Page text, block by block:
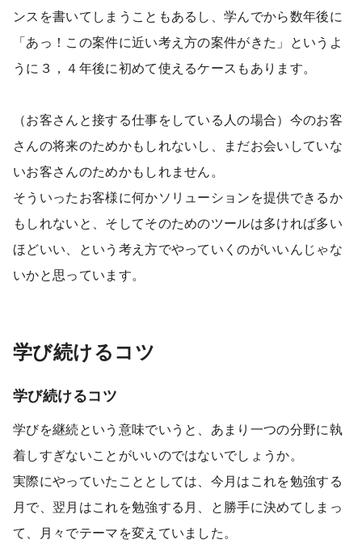
ンスを書いてしまうこともあるし、学んでから数年後に
「あっ！この案件に近い考え方の案件がきた」というよ
うに３，４年後に初めて使えるケースもあります。
（お客さんと接する仕事をしている人の場合）今のお客
さんの将来のためかもしれないし、まだお会いしていな
いお客さんのためかもしれません。
そういったお客様に何かソリューションを提供できるか
もしれないと、そしてそのためのツールは多ければ多い
ほどいい、という考え方でやっていくのがいいんじゃな
いかと思っています。
学び続けるコツ
学び続けるコツ
学びを継続という意味でいうと、あまり一つの分野に執
着しすぎないことがいいのではないでしょうか。
実際にやっていたこととしては、今月はこれを勉強する
月で、翌月はこれを勉強する月、と勝手に決めてしまっ
て、月々でテーマを変えていました。